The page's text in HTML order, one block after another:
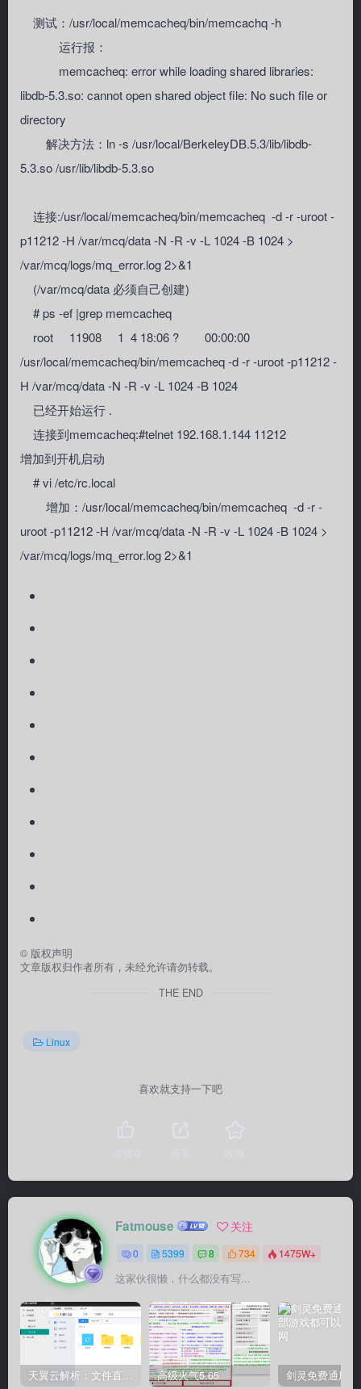
测试：/usr/local/memcacheq/bin/memcachq -h
运行报：
memcacheq: error while loading shared libraries:
libdb-5.3.so: cannot open shared object file: No such file or
directory
解决方法：ln -s /usr/local/BerkeleyDB.5.3/lib/libdb-
5.3.so /usr/lib/libdb-5.3.so
连接:/usr/local/memcacheq/bin/memcacheq -d -r -uroot -
p11212 -H /var/mcq/data -N -R -v -L 1024 -B 1024 >
/var/mcq/logs/mq_error.log 2>&1
(/var/mcq/data 必须自己创建)
# ps -ef |grep memcacheq
root 11908 1 4 18:06 ? 00:00:00
/usr/local/memcacheq/bin/memcacheq -d -r -uroot -p11212 -
H /var/mcq/data -N -R -v -L 1024 -B 1024
已经开始运行 .
连接到memcacheq:#telnet 192.168.1.144 11212
增加到开机启动
# vi /etc/rc.local
增加：/usr/local/memcacheq/bin/memcacheq -d -r -
uroot -p11212 -H /var/mcq/data -N -R -v -L 1024 -B 1024 >
/var/mcq/logs/mq_error.log 2>&1
© 版权声明
文章版权归作者所有，未经允许请勿转载。
THE END
Linux
喜欢就支持一下吧
Fatmouse 关注
0 5399 8 734 1475W+
这家伙很懒，什么都没有写...
天翼云解析：文件直链获取源码 高级火气5.65